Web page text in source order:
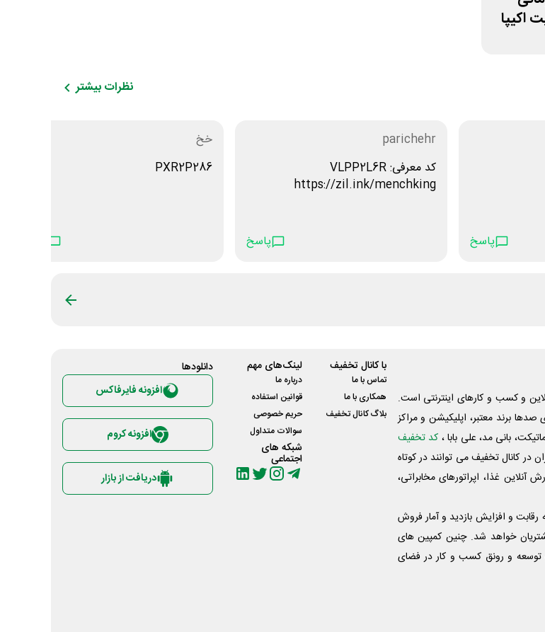
اکیپا
نظرات بیشتر
پاسخ
parichehr
کد معرفی: VLPP2L6R
https://zil.ink/menchking
پاسخ
خخ
PXR2P286
و کسب و‌ کارهای اینترنتی است.
برند معتبر، اپلیکیشن و مراکز
بانی مد، علی‌ بابا ، کد تخفیف
در کانال تخفیف می توانند در کوتاه
غذا، اپراتورهای مخابراتی،
رقابت و افزایش بازدید و آمار فروش
خواهد شد. چنین کمپین های
و رونق کسب و کار در فضای
با کانال تخفیف
تماس با ما
همکاری با ما
بلاگ کانال تخفیف
لینک‌های مهم
درباره ما
قوانین استفاده
حریم خصوصی
سوالات متداول
شبکه های
اجتماعی
دانلود‌ها
افزونه فایرفاکس
افزونه کروم
دریافت از بازار